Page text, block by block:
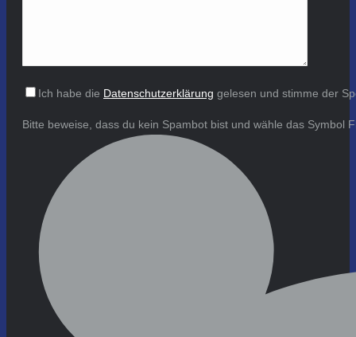
Ich habe die Datenschutzerklärung gelesen und stimme der
Bitte beweise, dass du kein Spambot bist und wähle das Symbol